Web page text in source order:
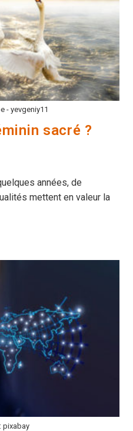
- yevgeniy11
sacré ?
années, de
mettent en valeur la
pixabay